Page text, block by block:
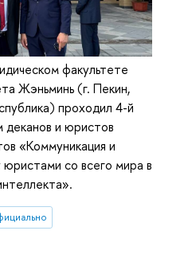
факультете
Жэньминь (г. Пекин,
проходил 4-й
и юристов
«Коммуникация и
со всего мира в